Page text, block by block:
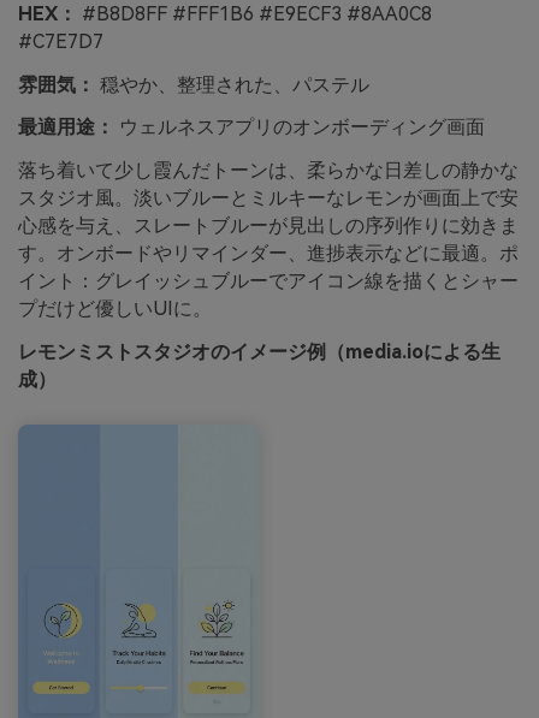
HEX： #B8D8FF #FFF1B6 #E9ECF3 #8AA0C8
#C7E7D7
雰囲気： 穏やか、整理された、パステル
最適用途：
ウェルネスアプリのオンボーディング画面
落ち着いて少し霞んだトーンは、柔らかな日差しの静かな
スタジオ風。淡いブルーとミルキーなレモンが画面上で安
心感を与え、スレートブルーが見出しの序列作りに効きま
す。オンボードやリマインダー、進捗表示などに最適。ポ
イント：グレイッシュブルーでアイコン線を描くとシャー
プだけど優しいUIに。
レモンミストスタジオのイメージ例（media.ioによる生
成）